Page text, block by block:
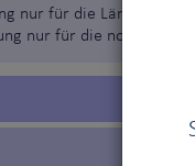
nur für die Länder, die
nur für die nordischen